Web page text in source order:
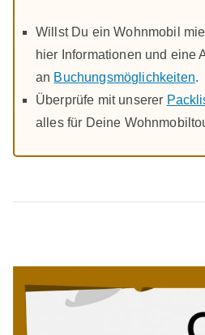
Willst Du ein Wohnmobil
hier Informationen und eine
an Buchungsmöglichkeiten.
Überprüfe mit unserer
alles für Deine